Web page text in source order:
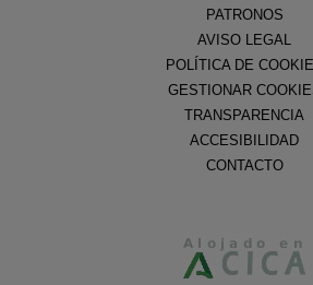
PATRONOS
AVISO LEGAL
POLÍTICA DE
GESTIONAR
TRANSPARENCIA
ACCESIBILIDAD
CONTACTO